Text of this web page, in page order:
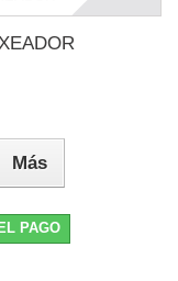
Más
PAGO